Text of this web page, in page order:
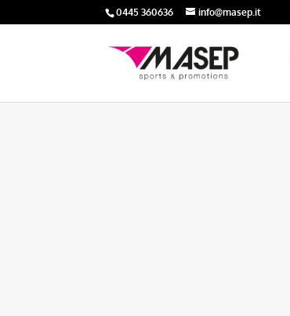
0445 360636 info@masep.it